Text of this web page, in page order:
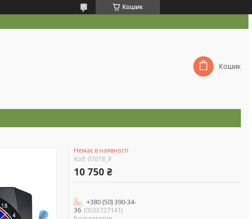
Кошик
Кошик
Немає в наявності
Код: 07078_9
10 750 ₴
+380 (50) 390-34-
36 0503727141